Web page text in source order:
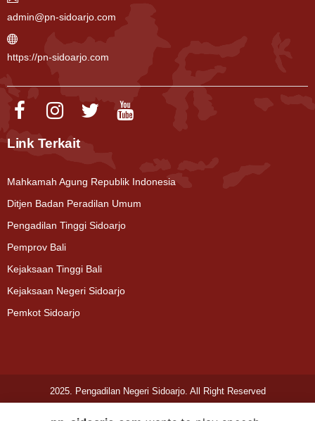
admin@pn-sidoarjo.com
https://pn-sidoarjo.com
Link Terkait
Mahkamah Agung Republik Indonesia
Ditjen Badan Peradilan Umum
Pengadilan Tinggi Sidoarjo
Pemprov Bali
Kejaksaan Tinggi Bali
Kejaksaan Negeri Sidoarjo
Pemkot Sidoarjo
2025. Pengadilan Negeri Sidoarjo. All Right Reserved